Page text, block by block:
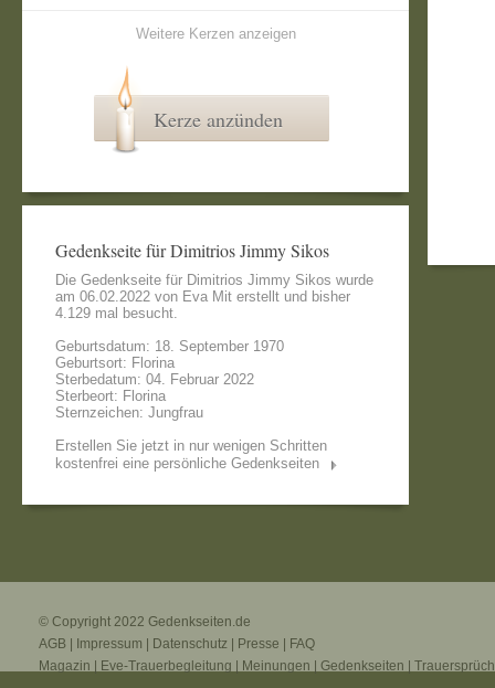
Weitere Kerzen anzeigen
Kerze anzünden
Gedenkseite für Dimitrios Jimmy Sikos
Die Gedenkseite für Dimitrios Jimmy Sikos wurde
am 06.02.2022 von Eva Mit erstellt und bisher
4.129 mal besucht.
Geburtsdatum: 18. September 1970
Geburtsort: Florina
Sterbedatum: 04. Februar 2022
Sterbeort: Florina
Sternzeichen: Jungfrau
Erstellen Sie jetzt in nur wenigen Schritten
kostenfrei eine persönliche Gedenkseiten
© Copyright 2022 Gedenkseiten.de
AGB
Impressum Datenschutz Presse
FAQ
Magazin
Eve-Trauerbegleitung Meinungen Gedenkseiten